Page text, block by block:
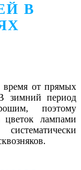
В
время от прямых
зимний период
поэтому
цветок лампами